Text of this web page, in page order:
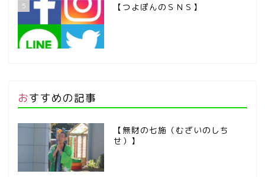
5 【つよぽんのＳＮＳ】
おすすめの記事
【無財の七施（むざいのしち
せ）】